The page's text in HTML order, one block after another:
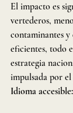
El impacto es
vertederos,
contaminantes y
eficientes, todo
estrategia
impulsada por
Idioma accesible: